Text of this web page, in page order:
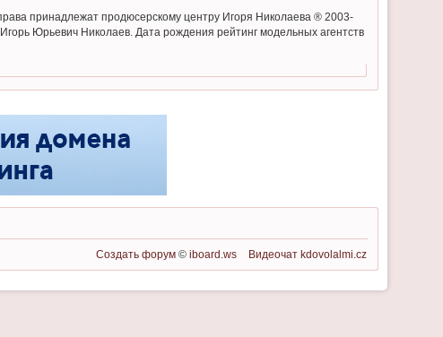
пpинадлежат продюсерскому центру Игоря Николаева ® 2003-
Юрьевич Николаев. Дата рождения рейтинг модельных агентств
Создать форум ©iboard.ws Видеочат kdovolalmi.cz